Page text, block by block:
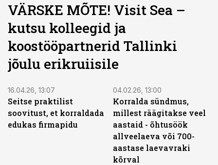
VÄRSKE MÕTE! Visit Sea –
kutsu kolleegid ja
koostööpartnerid Tallinki
jõulu erikruiisile
16.04.26, 13:07
Seitse praktilist
soovitust, et korraldada
edukas firmapidu
04.02.26, 13:00
Korralda sündmus,
millest räägitakse veel
aastaid - õhtusöök
allveelaeva või 700-
aastase laevavraki
kõrval